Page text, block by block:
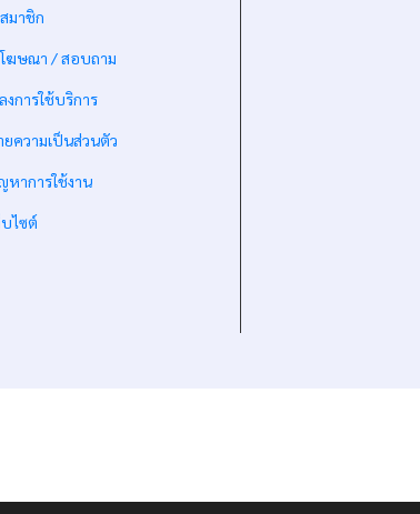
มาชิก
ฆษณา / สอบถาม
การใช้บริการ
ยความเป็นส่วนตัว
หาการใช้งาน
ไซต์